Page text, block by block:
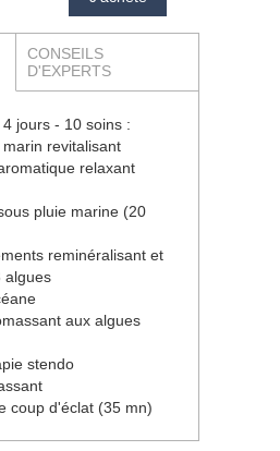
CONSEILS
D'EXPERTS
jours - 10 soins :
revitalisant
relaxant
pluie marine (20
reminéralisant et
algues
aux algues
stendo
coup d'éclat (35 mn)